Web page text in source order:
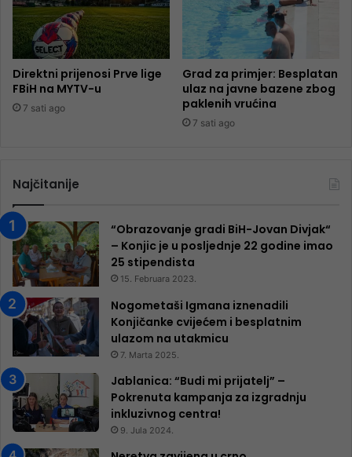
Direktni prijenosi Prve lige
FBiH na MYTV-u
7 sati ago
Grad za primjer: Besplatan
ulaz na javne bazene zbog
paklenih vrućina
7 sati ago
Najčitanije
“Obrazovanje gradi BiH-Jovan Divjak“
– Konjic je u posljednje 22 godine imao
25 ​​stipendista
15. Februara 2023.
Nogometaši Igmana iznenadili
Konjičanke cvijećem i besplatnim
ulazom na utakmicu
7. Marta 2025.
Jablanica: “Budi mi prijatelj” –
Pokrenuta kampanja za izgradnju
inkluzivnog centra!
9. Jula 2024.